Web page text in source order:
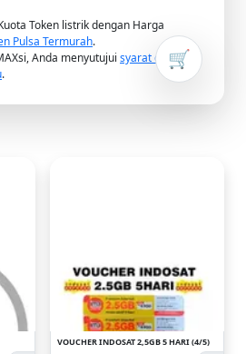
🛒
Token listrik dengan Harga
Pulsa Termurah.
Anda menyutujui syarat dan
.
VOUCHER INDOSAT 2,5GB 5 HARI (4/5)